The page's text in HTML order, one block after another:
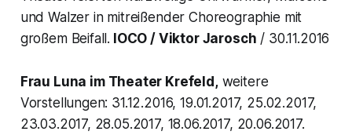
und Walzer in mitreißender Choreographie mit
großem Beifall. IOCO / Viktor Jarosch / 30.11.2016
Frau Luna im Theater Krefeld,weitere
Vorstellungen: 31.12.2016, 19.01.2017, 25.02.2017,
23.03.2017, 28.05.2017, 18.06.2017, 20.06.2017.